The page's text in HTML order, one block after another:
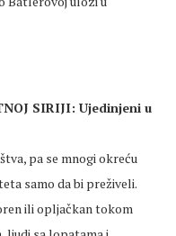
SIRIJI: Ujedinjeni u
pa se mnogi okreću
samo da bi preživeli.
ili opljačkan tokom